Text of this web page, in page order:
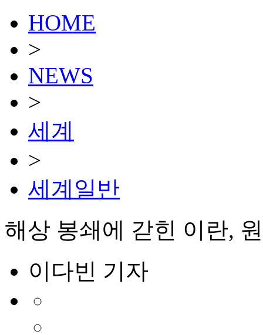
HOME
>
NEWS
>
세계
>
세계일반
해상 봉쇄에 갇힌 이란,
이다빈 기자